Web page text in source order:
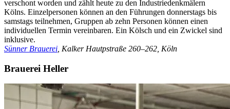
verschont worden und zählt heute zu den Industriedenkmälern
Kölns. Einzelpersonen können an den Führungen donnerstags bis
samstags teilnehmen, Gruppen ab zehn Personen können einen
individuellen Termin vereinbaren. Ein Kölsch und ein Zwickel sind
inklusive.
Sünner Brauerei , Kalker Hautpstraße 260–262, Köln
Brauerei Heller